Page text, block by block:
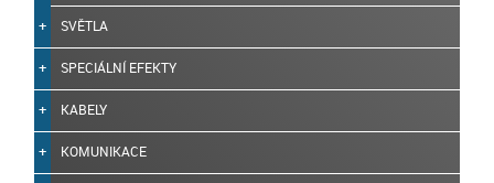
SVĚTLA
SPECIÁLNÍ EFEKTY
KABELY
KOMUNIKACE